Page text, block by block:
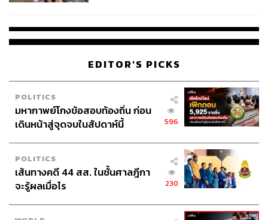
EDITOR'S PICKS
POLITICS
มหากาพย์โกงข้อสอบท้องถิ่น ก่อน
เดินหน้าสู่จุดจบในสัปดาห์นี้
596
POLITICS
เส้นทางคดี 44 สส. ในชั้นศาลฎีกา
จะรู้ผลเมื่อไร
230